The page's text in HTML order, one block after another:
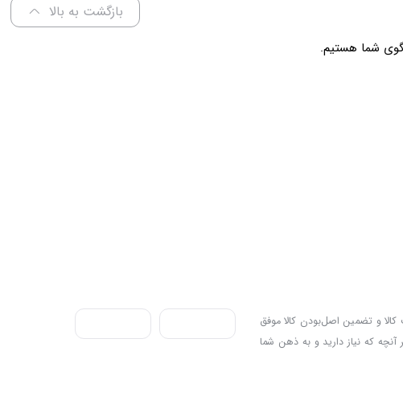
بازگشت به بالا
با بیش از یک دهه تجربه، با پایبندی به سه اصل، پرداخت در محل، ۷ روز ضمانت بازگشت کالا و تضمین اصل‌بودن کالا موفق
آنچه که نیاز دارید و به ذهن شما